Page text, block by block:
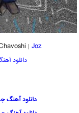
| Joz
دانلود
دانلود